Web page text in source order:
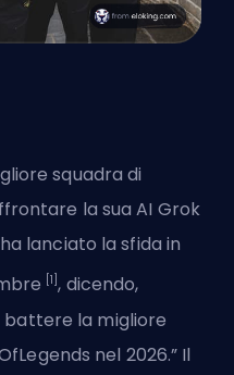
squadra di
la sua AI Grok
lanciato la sfida in
[1] , dicendo,
battere la migliore
nel 2026.” Il